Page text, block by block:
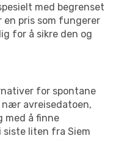
med begrenset
pris som fungerer
for å sikre den og
for spontane
nær avreisedatoen,
med å finne
siste liten fra Siem